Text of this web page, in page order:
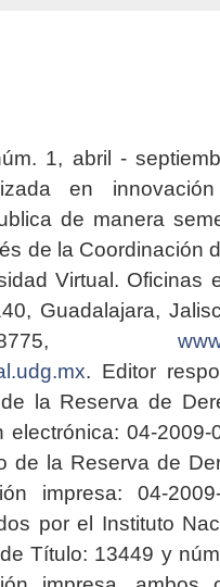
1, abril -
en
de manera
de la Coordinación
Virtual. Oficinas
Guadalajara,
. Editor
la Reserva de
04-2009-
de la Reserva de
impresa: 04-2009-
por el Instituto
Título: 13449 y